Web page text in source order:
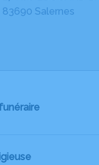
83690 Salernes